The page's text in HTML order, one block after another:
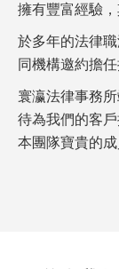
擁有豐富經驗
於多年的法律
同機構邀約擔
寰瀛法律事務
待為我們的客
本團隊寶貴的成